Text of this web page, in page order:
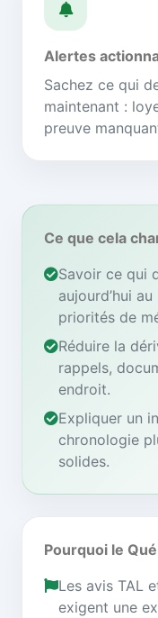
Alertes
Sachez ce qui
maintenant :
preuve
Ce que cela
Savoir ce qui
aujourd’hui
priorités de
Réduire la
rappels,
endroit.
Expliquer un
chronologie
solides.
Pourquoi le
Les avis TAL
exigent une